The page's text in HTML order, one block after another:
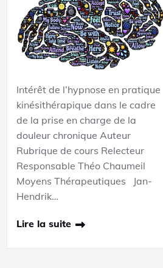
Intérêt de l’hypnose en pratique
kinésithérapique dans le cadre
de la prise en charge de la
douleur chronique Auteur
Rubrique de cours Relecteur
Responsable Théo Chaumeil
Moyens Thérapeutiques Jan-
Hendrik…
Lire la suite